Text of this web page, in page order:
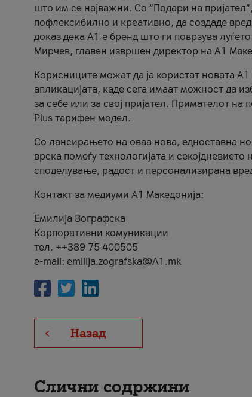
што им се најважни. Со “Подари на
пофлексибилно и креативно, да создаде
доказ дека А1 е бренд што ги поврзува
Мирчев, главен извршен директор на А1
Корисниците можат да ја користат новата
апликацијата, каде сега имаат можност да
за себе или за свој пријател. Примателот
Plus тарифен модел.
Со лансирањето на оваа нова, едноставна
врска помеѓу технологијата и
споделување, радост и персонализирана
Контакт за медиуми А1 Македонија:
Емилија Зографска
Корпоративни комуникации
тел. ++389 75 400505
e-mail: emilija.zografska@A1.mk
Назад
Слични содржини